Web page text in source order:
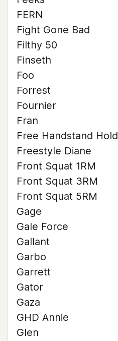
FERN
Fight Gone Bad
Filthy 50
Finseth
Foo
Forrest
Fournier
Fran
Free Handstand Hold
Freestyle Diane
Front Squat 1RM
Front Squat 3RM
Front Squat 5RM
Gage
Gale Force
Gallant
Garbo
Garrett
Gator
Gaza
GHD Annie
Glen